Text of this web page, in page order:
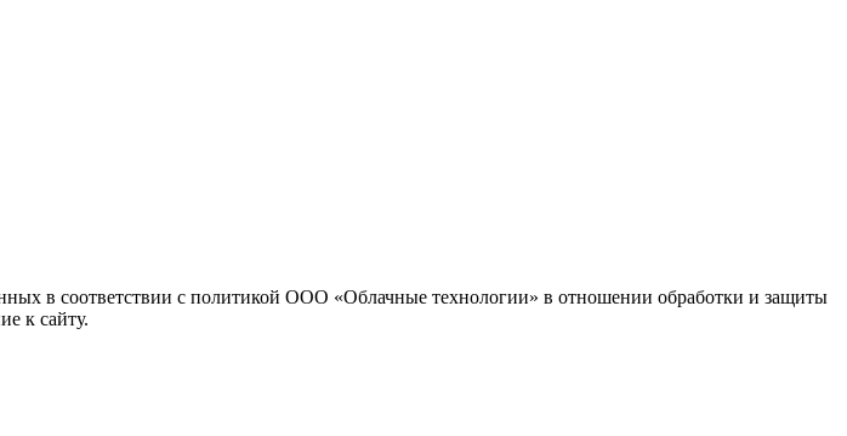
в соответствии с политикой ООО «Облачные технологии» в отношении обработки и защиты
к сайту.